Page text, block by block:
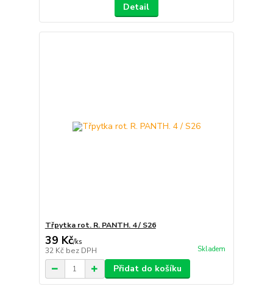
Detail
Třpytka rot. R. PANTH. 4 / S26
39 Kč/ks
32 Kč bez DPH Skladem
Přidat do košíku